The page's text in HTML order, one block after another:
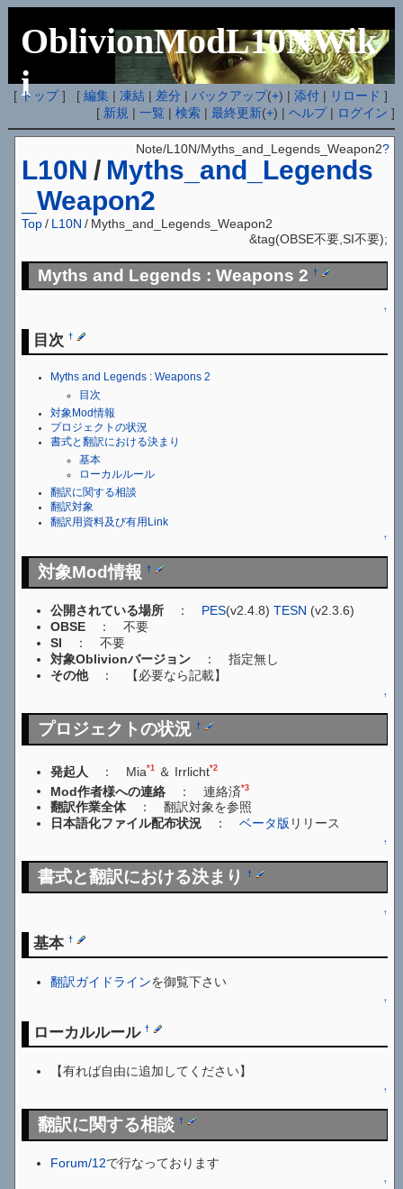
OblivionModL10NWik
i
[ トップ] [編集 |凍結 | 差分 |バックアップ(+) |添付 | リロード ]
[ 新規 |一覧 |検索 |最終更新(+) |ヘルプ| ログイン ]
L10N / Myths_and_Legends
_Weapon2
Note/L10N/Myths_and_Legends_Weapon2?
Top / L10N / Myths_and_Legends_Weapon2
&tag(OBSE不要,SI不要);
Myths and Legends : Weapons 2†
↑
目次†
Myths and Legends : Weapons 2
目次
対象Mod情報
プロジェクトの状況
書式と翻訳における決まり
基本
ローカルルール
翻訳に関する相談
翻訳対象
翻訳用資料及び有用Link
↑
対象Mod情報†
公開されている場所 ： PES(v2.4.8)TESN (v2.3.6)
OBSE ： 不要
SI ： 不要
対象Oblivionバージョン ： 指定無し
その他： 【必要なら記載】
↑
プロジェクトの状況†
発起人 ： Mia*1 ＆ Irrlicht*2
Mod作者様への連絡： 連絡済*3
翻訳作業全体： 翻訳対象を参照
日本語化ファイル配布状況 ：ベータ版 リリース
↑
書式と翻訳における決まり†
↑
基本†
翻訳ガイドラインを御覧下さい
↑
ローカルルール†
【有れば自由に追加してください】
↑
翻訳に関する相談†
Forum/12で行なっております
↑